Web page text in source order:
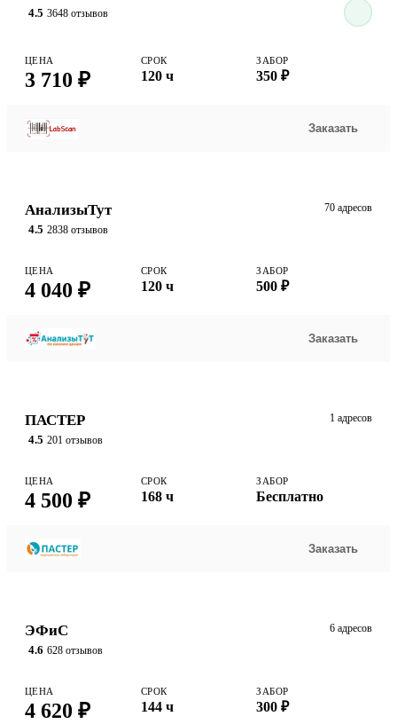
4.5 3648 отзывов
ЦЕНА
3 710 ₽
СРОК
120 ч
ЗАБОР
350 ₽
Заказать
АнализыТут
4.5 2838 отзывов
70 адресов
ЦЕНА
4 040 ₽
СРОК
120 ч
ЗАБОР
500 ₽
Заказать
ПАСТЕР
4.5 201 отзывов
1 адресов
ЦЕНА
4 500 ₽
СРОК
168 ч
ЗАБОР
Бесплатно
Заказать
ЭФиС
4.6 628 отзывов
6 адресов
ЦЕНА
4 620 ₽
СРОК
144 ч
ЗАБОР
300 ₽